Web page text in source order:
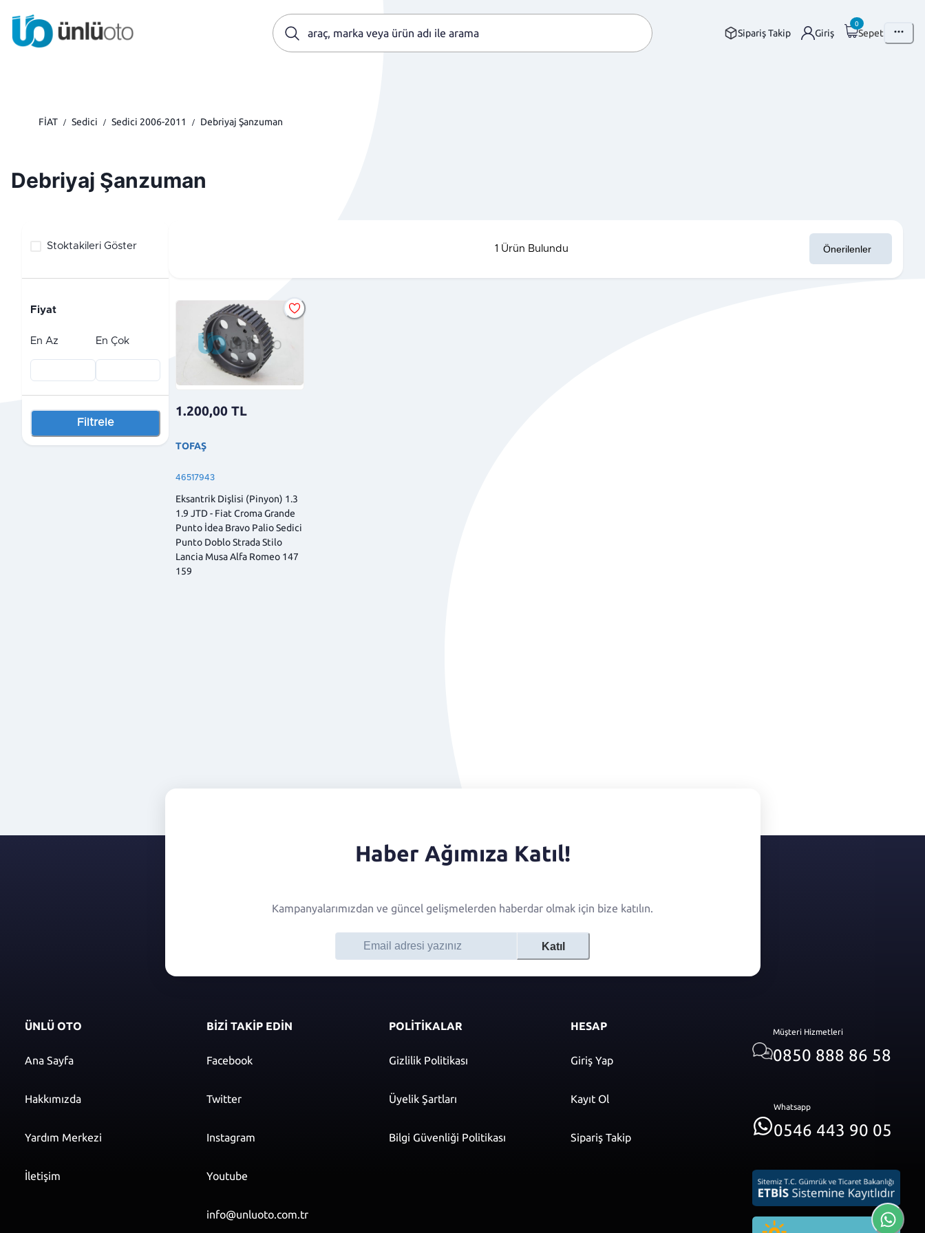
Sipariş Takip Giriş
0
Sepet
FİAT / Sedici / Sedici 2006-2011 / Debriyaj Şanzuman
Debriyaj Şanzuman
Stoktakileri Göster
Fiyat
En Az En Çok
Filtrele
1 Ürün Bulundu
1.200,00 TL
TOFAŞ
46517943
Eksantrik Dişlisi (Pinyon) 1.3
1.9 JTD - Fiat Croma Grande
Punto İdea Bravo Palio Sedici
Punto Doblo Strada Stilo
Lancia Musa Alfa Romeo 147
159
Haber Ağımıza Katıl!
Kampanyalarımızdan ve güncel gelişmelerden haberdar olmak için bize katılın.
Katıl
ÜNLÜ OTO
Ana Sayfa
Hakkımızda
Yardım Merkezi
İletişim
BİZİ TAKİP EDİN
Facebook
Twitter
Instagram
Youtube
info@unluoto.com.tr
POLİTİKALAR
Gizlilik Politikası
Üyelik Şartları
Bilgi Güvenliği Politikası
HESAP
Giriş Yap
Kayıt Ol
Sipariş Takip
Müşteri Hizmetleri
0850 888 86 58
Whatsapp
0546 443 90 05